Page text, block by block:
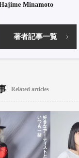
Minamoto
著者記事一覧
Related articles